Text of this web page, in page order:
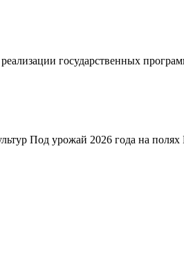
государственных
Под урожай 2026 года на